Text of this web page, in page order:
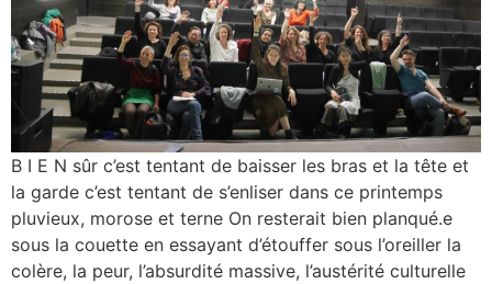
B I E N sûr c’est tentant de baisser les bras et la tête et
la garde c’est tentant de s’enliser dans ce printemps
pluvieux, morose et terne On resterait bien planqué.e
sous la couette en essayant d’étouffer sous l’oreiller la
colère, la peur, l’absurdité massive, l’austérité culturelle